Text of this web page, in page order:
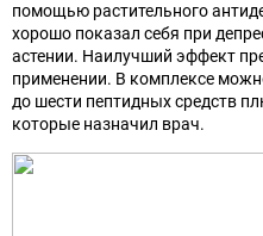
помощью растительного
хорошо показал себя при
астении. Наилучший эффект
применении. В комплексе
до шести пептидных средств
которые назначил врач.